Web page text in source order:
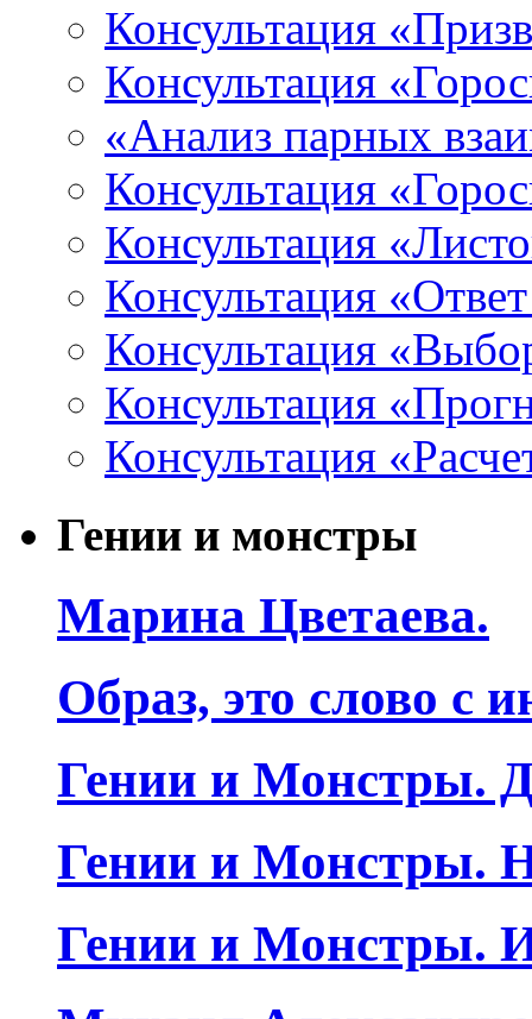
Консультация
Консультация
«Анализ парных
Консультация
Консультация
Консультация
Консультация
Консультация
Консультация
Гении и монстры
Марина Цветаева.
Образ, это слово с
Гении и Монстры.
Гении и Монстры.
Гении и Монстры.